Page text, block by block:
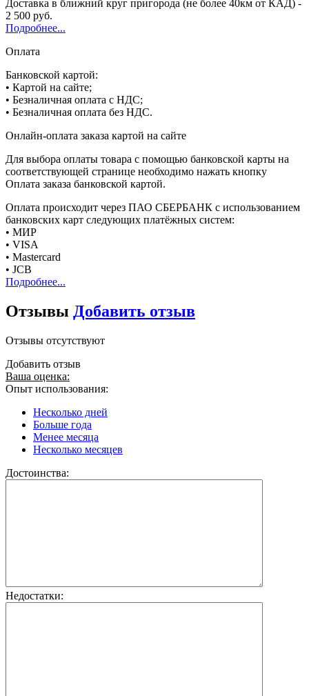
Доставка в ближний круг пригорода (не более 40км от КАД) -
2 500 руб.
Подробнее...
Оплата
Банковской картой:
• Картой на сайте;
• Безналичная оплата с НДС;
• Безналичная оплата без НДС.
Онлайн-оплата заказа картой на сайте
Для выбора оплаты товара с помощью банковской карты на
соответствующей странице необходимо нажать кнопку
Оплата заказа банковской картой.
Оплата происходит через ПАО СБЕРБАНК с использованием
банковских карт следующих платёжных систем:
• МИР
• VISA
• Mastercard
• JCB
Подробнее...
Отзывы Добавить отзыв
Отзывы отсутствуют
Добавить отзыв
Ваша оценка:
Опыт использования:
Несколько дней
Больше года
Менее месяца
Несколько месяцев
Достоинства:
Недостатки: